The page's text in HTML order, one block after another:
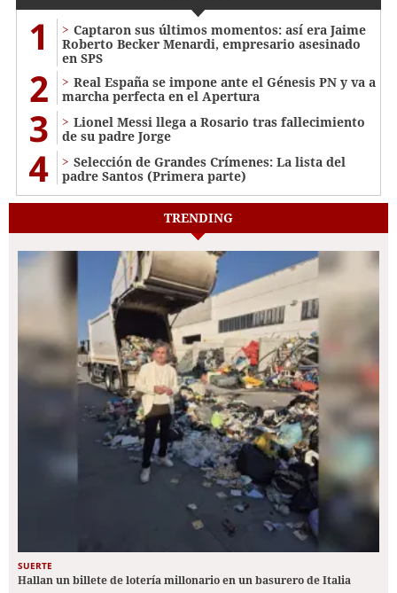
1
Captaron sus últimos momentos: así era Jaime
Roberto Becker Menardi​​​, empresario asesinado
en SPS
2
Real España se impone ante el Génesis PN y va a
marcha perfecta en el Apertura
3
Lionel Messi llega a Rosario tras fallecimiento
de su padre Jorge
4
Selección de Grandes Crímenes: La lista del
padre Santos (Primera parte)
TRENDING
SUERTE
Hallan un billete de lotería millonario en un basurero de Italia